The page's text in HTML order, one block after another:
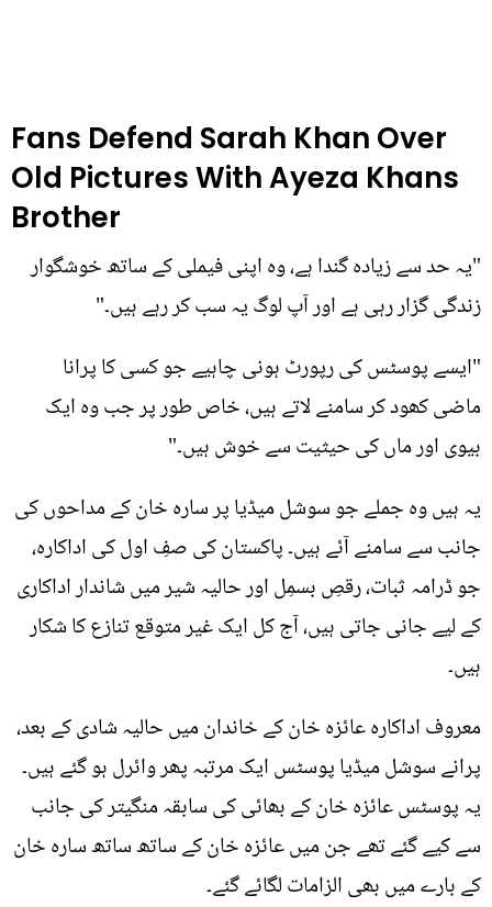
Fans Defend Sarah Khan Over
Old Pictures With Ayeza Khans
Brother
"یہ حد سے زیادہ گندا ہے، وہ اپنی فیملی کے ساتھ خوشگوار
زندگی گزار رہی ہے اور آپ لوگ یہ سب کر رہے ہیں۔"
"ایسے پوسٹس کی رپورٹ ہونی چاہیے جو کسی کا پرانا
ماضی کھود کر سامنے لاتے ہیں، خاص طور پر جب وہ ایک
بیوی اور ماں کی حیثیت سے خوش ہیں۔"
یہ ہیں وہ جملے جو سوشل میڈیا پر سارہ خان کے مداحوں کی
جانب سے سامنے آئے ہیں۔ پاکستان کی صفِ اول کی اداکارہ،
جو ڈرامہ ثبات، رقصِ بسمِل اور حالیہ شیر میں شاندار اداکاری
کے لیے جانی جاتی ہیں، آج کل ایک غیر متوقع تنازع کا شکار
ہیں۔
معروف اداکارہ عائزہ خان کے خاندان میں حالیہ شادی کے بعد،
پرانے سوشل میڈیا پوسٹس ایک مرتبہ پھر وائرل ہو گئے ہیں۔
یہ پوسٹس عائزہ خان کے بھائی کی سابقہ منگیتر کی جانب
سے کیے گئے تھے جن میں عائزہ خان کے ساتھ ساتھ سارہ خان
کے بارے میں بھی الزامات لگائے گئے۔